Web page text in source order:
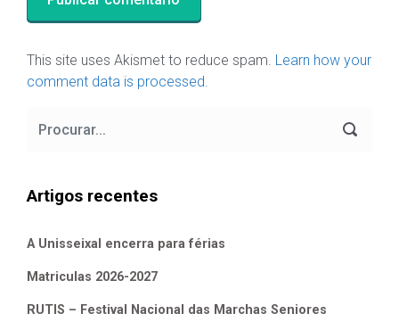
This site uses Akismet to reduce spam. Learn how your
comment data is processed.
Artigos recentes
A Unisseixal encerra para férias
Matriculas 2026-2027
RUTIS – Festival Nacional das Marchas Seniores